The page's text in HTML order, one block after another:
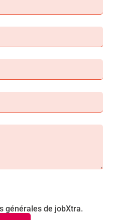
générales de jobXtra.